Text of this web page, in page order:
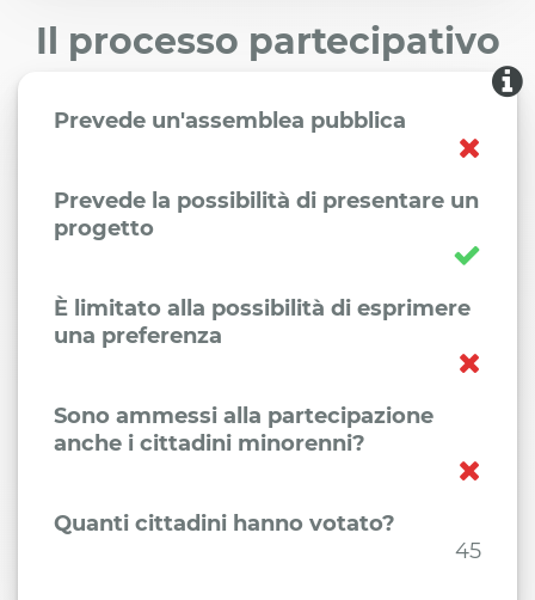
Il processo partecipativo
Prevede un'assemblea pubblica
Prevede la possibilità di presentare un
progetto
È limitato alla possibilità di esprimere
una preferenza
Sono ammessi alla partecipazione
anche i cittadini minorenni?
Quanti cittadini hanno votato?
45